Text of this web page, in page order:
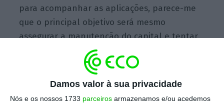
Damos valor à sua privacidade
Nós e os nossos 1733 parceiros armazenamos e/ou acedemos
para acompanhar as aplicações, parece-me
que o principal objetivo será mesmo
assegurar a manutenção do capital e tentar,
no máximo, cobrir a de inflação a que cada
um está exposto.